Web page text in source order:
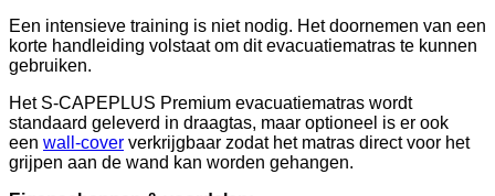
Een intensieve training is niet nodig. Het doornemen van een
korte handleiding volstaat om dit evacuatiematras te kunnen
gebruiken.
Het S-CAPEPLUS Premium evacuatiematras wordt
standaard geleverd in draagtas, maar optioneel is er ook
een wall-cover verkrijgbaar zodat het matras direct voor het
grijpen aan de wand kan worden gehangen.